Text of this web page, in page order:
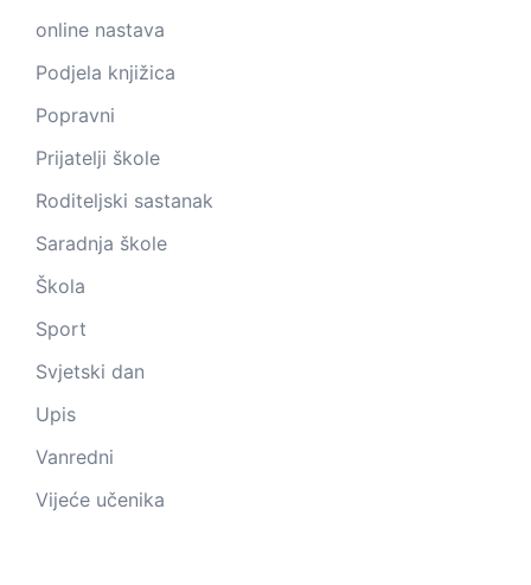
online nastava
Podjela knjižica
Popravni
Prijatelji škole
Roditeljski sastanak
Saradnja škole
Škola
Sport
Svjetski dan
Upis
Vanredni
Vijeće učenika